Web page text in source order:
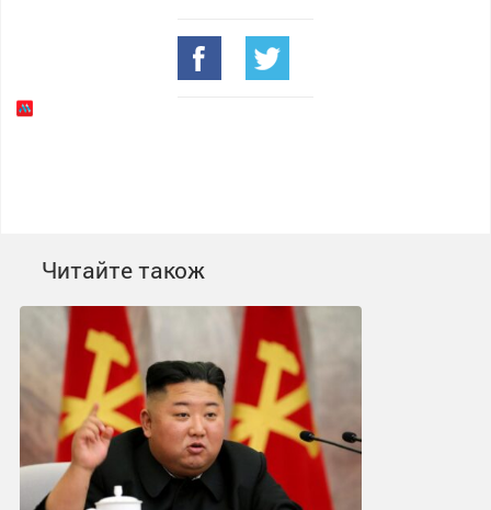
Читайте також